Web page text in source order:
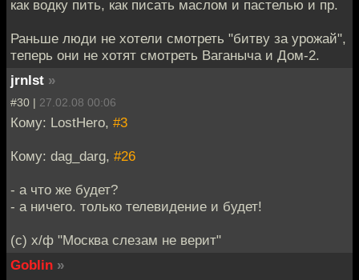
как водку пить, как писать маслом и пастелью и пр.
Раньше люди не хотели смотреть "битву за урожай",
теперь они не хотят смотреть Ваганыча и Дом-2.
jrnlst »
#30 | 27.02.08 00:06
Кому: LostHero, #3
Кому: dag_darg, #26
- а что же будет?
- а ничего. только телевидение и будет!
(с) х/ф "Москва слезам не верит"
Goblin »